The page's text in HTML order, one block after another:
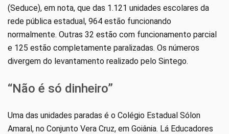
(Seduce), em nota, que das 1.121 unidades escolares da
rede pública estadual, 964 estão funcionando
normalmente. Outras 32 estão com funcionamento parcial
e 125 estão completamente paralizadas. Os números
divergem do levantamento realizado pelo Sintego.
“Não é só dinheiro”
Uma das unidades paradas é o Colégio Estadual Sólon
Amaral, no Conjunto Vera Cruz, em Goiânia. Lá Educadores